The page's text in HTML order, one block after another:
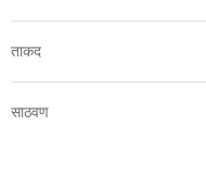
ताकद
साठवण